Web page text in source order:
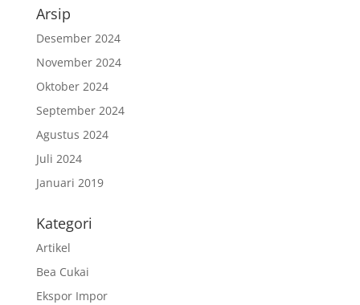
Arsip
Desember 2024
November 2024
Oktober 2024
September 2024
Agustus 2024
Juli 2024
Januari 2019
Kategori
Artikel
Bea Cukai
Ekspor Impor